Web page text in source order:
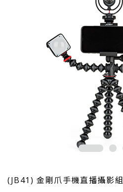
(JB41) 金剛爪手機直播攝影組